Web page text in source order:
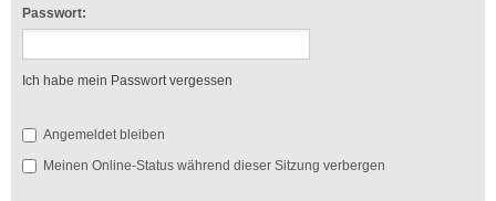
Passwort:
Ich habe mein Passwort vergessen
Angemeldet bleiben
Meinen Online-Status während dieser Sitzung verbergen